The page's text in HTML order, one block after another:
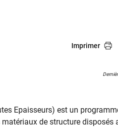
Imprimer
Epaisseurs) est un
de structure disposés